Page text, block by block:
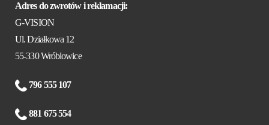
Adres do zwrotów i reklamacji:
G-VISION
Ul. Działkowa 12
55-330 Wróblowice
796 555 107
881 675 554